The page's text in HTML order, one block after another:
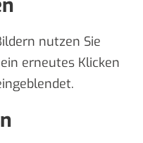
nutzen Sie
erneutes Klicken